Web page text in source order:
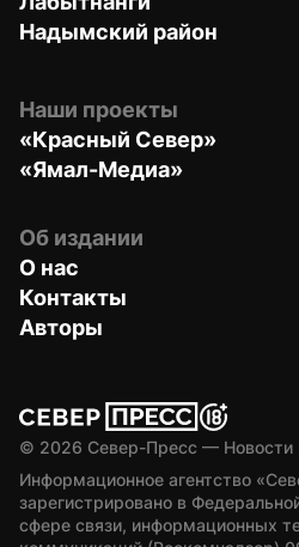
Надымский район
Наши проекты
«Красный Север»
«Ямал-Медиа»
Об издании
О нас
Контакты
Авторы
© 2026 Север-Пресс — Новости
Информационное агентство
зарегистрировано в
сфере связи, информационных